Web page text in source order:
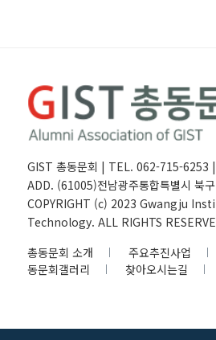
GIST 총동문회 | TEL. 062-715-6253
ADD. (61005)전남광주통합특별시 북
COPYRIGHT (c) 2023 Gwangju
Technology. ALL RIGHTS
총동문회 소개
주요추진사업
동문회갤러리
찾아오시는길